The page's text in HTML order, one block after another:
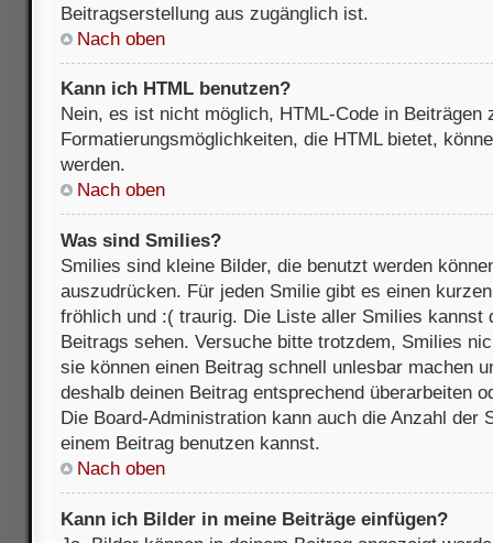
Beitragserstellung aus zugänglich ist.
Nach oben
Kann ich HTML benutzen?
Nein, es ist nicht möglich, HTML-Code in Beiträgen
Formatierungsmöglichkeiten, die HTML bietet,
werden.
Nach oben
Was sind Smilies?
Smilies sind kleine Bilder, die benutzt werden
auszudrücken. Für jeden Smilie gibt es einen
fröhlich und :( traurig. Die Liste aller Smilies kannst
Beitrags sehen. Versuche bitte trotzdem, Smilies
sie können einen Beitrag schnell unlesbar machen
deshalb deinen Beitrag entsprechend überarbeiten
Die Board-Administration kann auch die Anzahl der
einem Beitrag benutzen kannst.
Nach oben
Kann ich Bilder in meine Beiträge einfügen?